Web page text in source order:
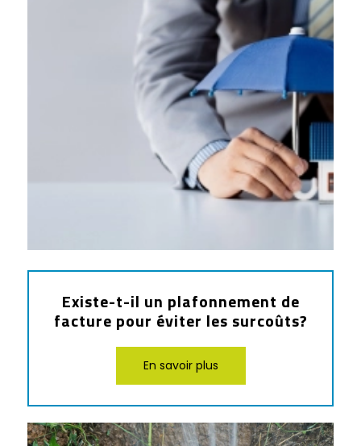
Existe-t-il un plafonnement de
facture pour éviter les surcoûts?
En savoir plus